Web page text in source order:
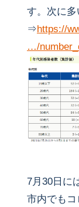
す。次に多
⇒https://
…/
7月30日に
市内でもコ